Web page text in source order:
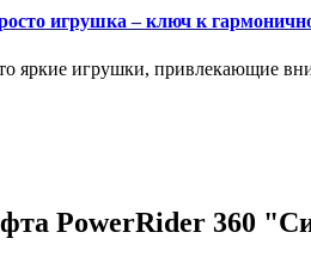
игрушка – ключ к
яркие игрушки, привлекающие
PowerRider 360